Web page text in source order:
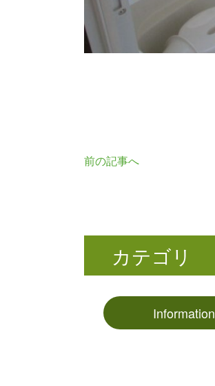
前の記事へ
カテゴリ
Information